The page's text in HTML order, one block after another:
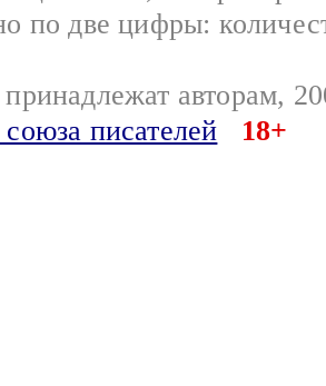
по две цифры:
авторам,
писателей
18+